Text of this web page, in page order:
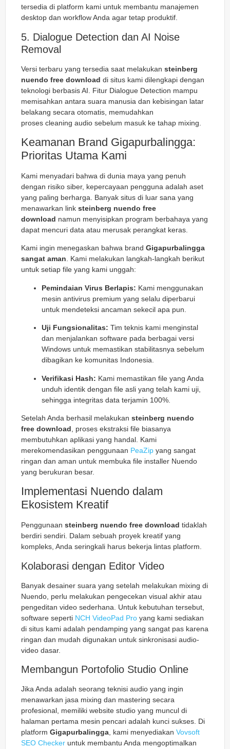
tersedia di platform kami untuk membantu manajemen
desktop dan workflow Anda agar tetap produktif.
5. Dialogue Detection dan AI Noise
Removal
Versi terbaru yang tersedia saat melakukan steinberg
nuendo free download di situs kami dilengkapi dengan
teknologi berbasis AI. Fitur Dialogue Detection mampu
memisahkan antara suara manusia dan kebisingan latar
belakang secara otomatis, memudahkan
proses cleaning audio sebelum masuk ke tahap mixing.
Keamanan Brand Gigapurbalingga:
Prioritas Utama Kami
Kami menyadari bahwa di dunia maya yang penuh
dengan risiko siber, kepercayaan pengguna adalah aset
yang paling berharga. Banyak situs di luar sana yang
menawarkan link steinberg nuendo free
download namun menyisipkan program berbahaya yang
dapat mencuri data atau merusak perangkat keras.
Kami ingin menegaskan bahwa brand Gigapurbalingga
sangat aman. Kami melakukan langkah-langkah berikut
untuk setiap file yang kami unggah:
Pemindaian Virus Berlapis: Kami menggunakan
mesin antivirus premium yang selalu diperbarui
untuk mendeteksi ancaman sekecil apa pun.
Uji Fungsionalitas: Tim teknis kami menginstal
dan menjalankan software pada berbagai versi
Windows untuk memastikan stabilitasnya sebelum
dibagikan ke komunitas Indonesia.
Verifikasi Hash: Kami memastikan file yang Anda
unduh identik dengan file asli yang telah kami uji,
sehingga integritas data terjamin 100%.
Setelah Anda berhasil melakukan steinberg nuendo
free download , proses ekstraksi file biasanya
membutuhkan aplikasi yang handal. Kami
merekomendasikan penggunaan PeaZip yang sangat
ringan dan aman untuk membuka file installer Nuendo
yang berukuran besar.
Implementasi Nuendo dalam
Ekosistem Kreatif
Penggunaan steinberg nuendo free download tidaklah
berdiri sendiri. Dalam sebuah proyek kreatif yang
kompleks, Anda seringkali harus bekerja lintas platform.
Kolaborasi dengan Editor Video
Banyak desainer suara yang setelah melakukan mixing di
Nuendo, perlu melakukan pengecekan visual akhir atau
pengeditan video sederhana. Untuk kebutuhan tersebut,
software seperti NCH VideoPad Pro yang kami sediakan
di situs kami adalah pendamping yang sangat pas karena
ringan dan mudah digunakan untuk sinkronisasi audio-
video dasar.
Membangun Portofolio Studio Online
Jika Anda adalah seorang teknisi audio yang ingin
menawarkan jasa mixing dan mastering secara
profesional, memiliki website studio yang muncul di
halaman pertama mesin pencari adalah kunci sukses. Di
platform Gigapurbalingga, kami menyediakan Vovsoft
SEO Checker untuk membantu Anda mengoptimalkan